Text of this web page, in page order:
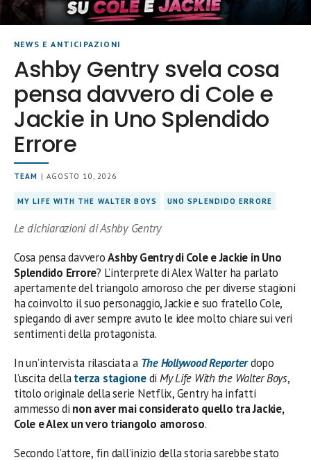
NEWS E ANTICIPAZIONI
Ashby Gentry svela cosa
pensa davvero di Cole e
Jackie in Uno Splendido
Errore
TEAM | AGOSTO 10, 2026
MY LIFE WITH THE WALTER BOYS UNO SPLENDIDO ERRORE
Le dichiarazioni di Ashby Gentry
Cosa pensa davveroAshby Gentry di Cole e Jackie in Uno
Splendido Errore? L’interprete di Alex Walter ha parlato
apertamente del triangolo amoroso che per diverse stagioni
ha coinvolto il suo personaggio, Jackie e suo fratello Cole,
spiegando di aver sempre avuto le idee molto chiare sui veri
sentimenti della protagonista.
In un’intervista rilasciata a The Hollywood Reporterdopo
l’uscita dellaterza stagionedi My Life With the Walter Boys,
titolo originale della serie Netflix, Gentry ha infatti
ammesso di non aver mai considerato quello tra Jackie,
Cole e Alex un vero triangolo amoroso.
Secondo l’attore, fin dall’inizio della storia sarebbe stato